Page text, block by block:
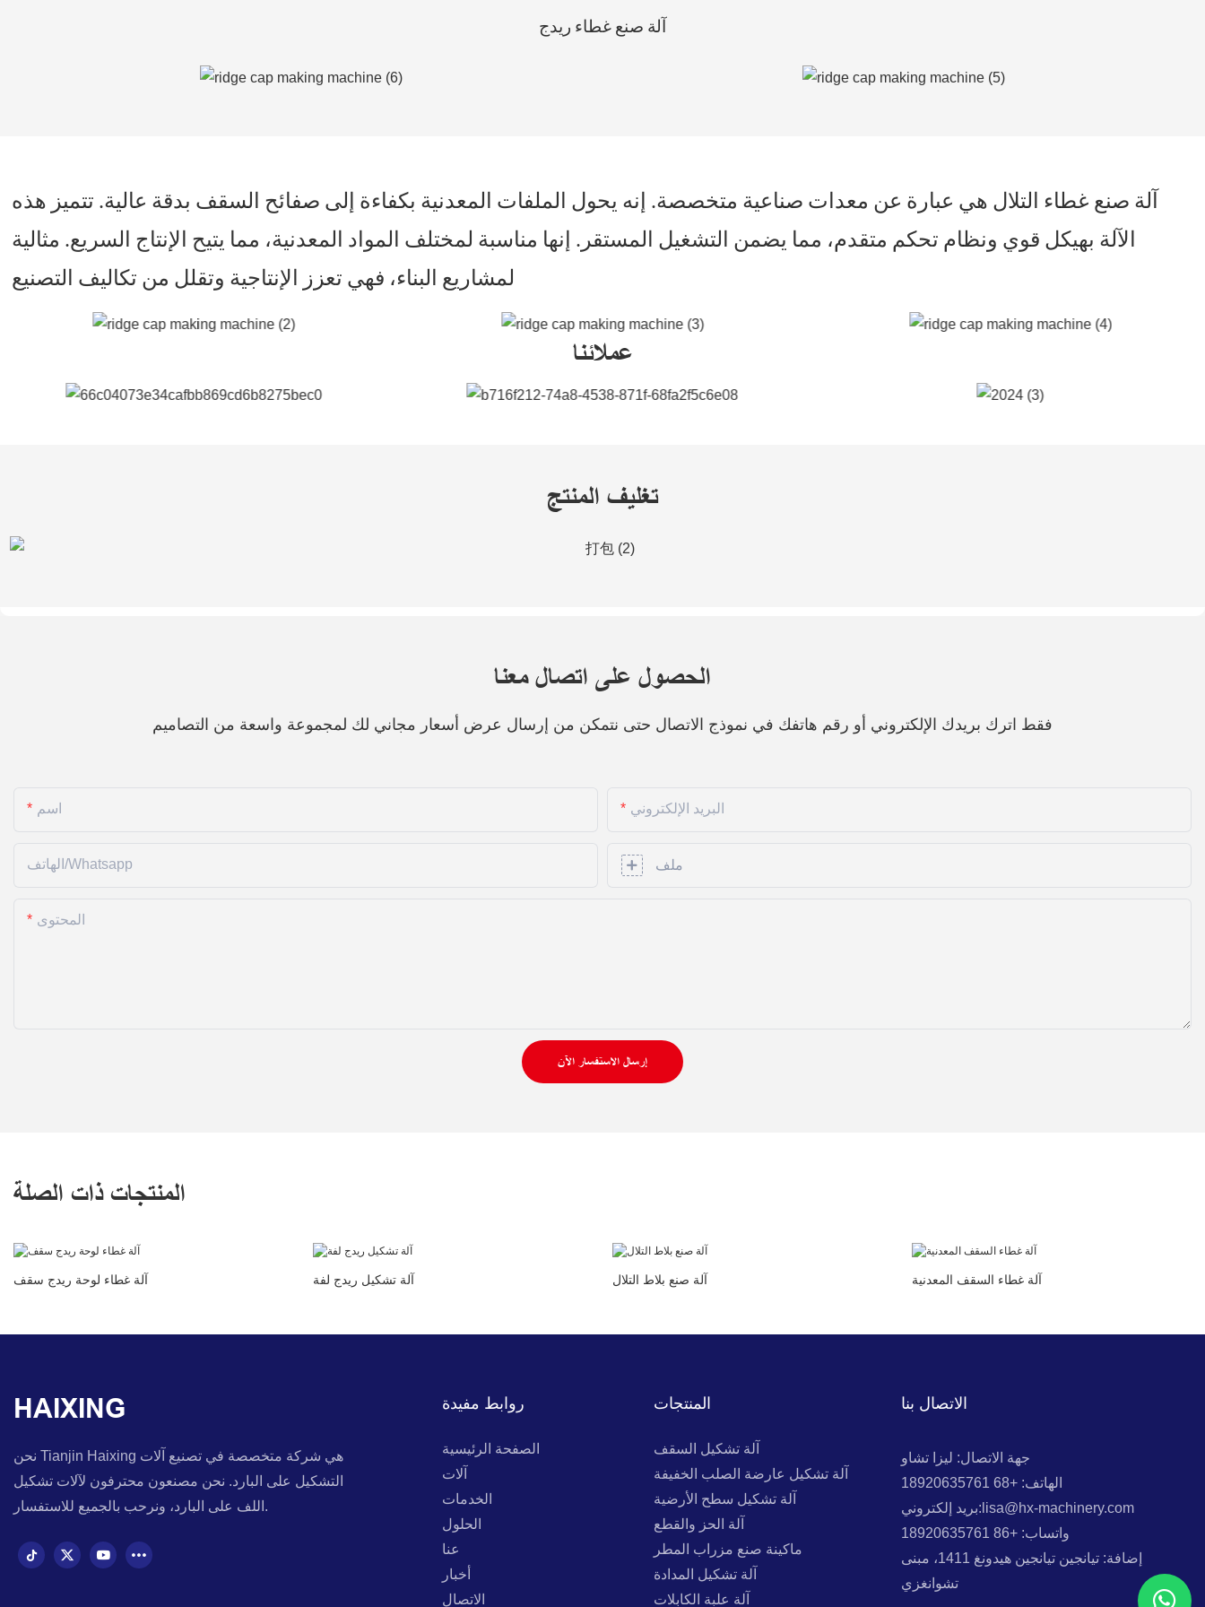
آلة صنع غطاء ريدج
آلة صنع غطاء التلال هي عبارة عن معدات صناعية متخصصة. إنه يحول الملفات المعدنية بكفاءة إلى صفائح السقف بدقة عالية. تتميز هذه
الآلة بهيكل قوي ونظام تحكم متقدم، مما يضمن التشغيل المستقر. إنها مناسبة لمختلف المواد المعدنية، مما يتيح الإنتاج السريع. مثالية
عملائنا
تغليف المنتج
الحصول على اتصال معنا
فقط اترك بريدك الإلكتروني أو رقم هاتفك في نموذج الاتصال حتى نتمكن من إرسال عرض أسعار مجاني لك لمجموعة واسعة من التصاميم
اسم البريد الإلكتروني
الهاتف/whatsapp ملف
المحتوى
إرسال الاستفسار الآن
المنتجات ذات الصلة
آلة غطاء لوحة ريدج سقف آلة تشكيل ريدج لفة آلة صنع بلاط التلال آلة غطاء السقف المعدنية
HAIXING
نحن Tianjin Haixing هي شركة متخصصة في تصنيع آلات
التشكيل على البارد. نحن مصنعون محترفون لآلات تشكيل
اللف على البارد، ونرحب بالجميع للاستفسار.
روابط مفيدة
الصفحة الرئيسية
آلات
الخدمات
الحلول
عنا
أخبار
الاتصال
المنتجات
آلة تشكيل السقف
آلة تشكيل عارضة الصلب الخفيفة
آلة تشكيل سطح الأرضية
آلة الحز والقطع
ماكينة صنع مزراب المطر
آلة تشكيل المدادة
آلة علبة الكابلات
الاتصال بنا
جهة الاتصال: ليزا تشاو
الهاتف: +68 18920635761
بريد إلكتروني:lisa@hx-machinery.com
واتساب: +86 18920635761
إضافة: تيانجين تيانجين هيدونغ 1411، مبنى
تشوانغزي